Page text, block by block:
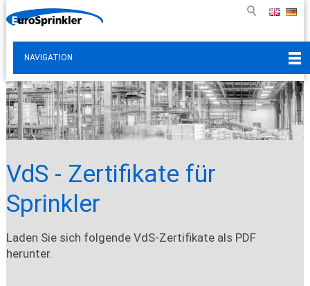
NAVIGATION
VdS - Zertifikate für
Sprinkler
Laden Sie sich folgende VdS-Zertifikate als PDF
herunter.